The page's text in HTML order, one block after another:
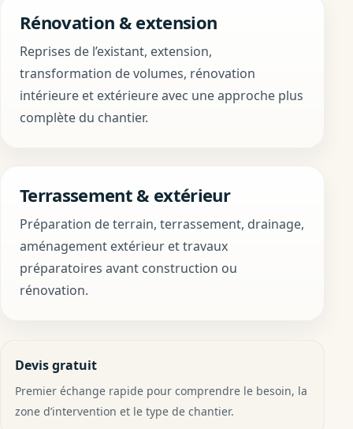
Rénovation & extension
Reprises de l’existant, extension,
transformation de volumes, rénovation
intérieure et extérieure avec une approche plus
complète du chantier.
Terrassement & extérieur
Préparation de terrain, terrassement, drainage,
aménagement extérieur et travaux
préparatoires avant construction ou
rénovation.
Devis gratuit
Premier échange rapide pour comprendre le besoin, la
zone d’intervention et le type de chantier.